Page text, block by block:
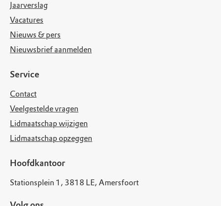
Jaarverslag
Vacatures
Nieuws & pers
Nieuwsbrief aanmelden
Service
Contact
Veelgestelde vragen
Lidmaatschap wijzigen
Lidmaatschap opzeggen
Hoofdkantoor
Stationsplein 1, 3818 LE, Amersfoort